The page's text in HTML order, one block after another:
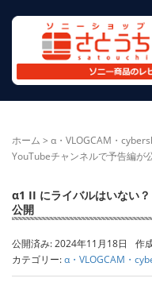
ホーム > α・VLOGCAM・
YouTubeチャンネルで予告編が
α1 II にライバルはいない
公開
公開済み: 2024年11月18日 作
カテゴリー:α・VLOGCAM・